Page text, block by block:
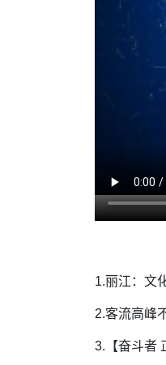
1.丽江：文
2.客流高峰
3.【奋斗者